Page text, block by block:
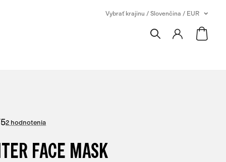
Vybrať krajinu / Slovenčina / EUR
52 hodnotenia
FACE MASK